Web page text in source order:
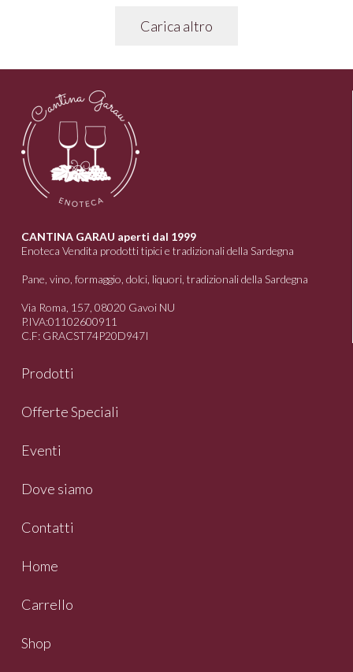
Carica altro
CANTINA GARAU aperti dal 1999
Enoteca Vendita prodotti tipici e tradizionali della Sardegna
Pane, vino, formaggio, dolci, liquori, tradizionali della Sardegna
Via Roma, 157, 08020 Gavoi NU
P.IVA:01102600911
C.F: GRACST74P20D947I
Prodotti
Offerte Speciali
Eventi
Dove siamo
Contatti
Home
Carrello
Shop